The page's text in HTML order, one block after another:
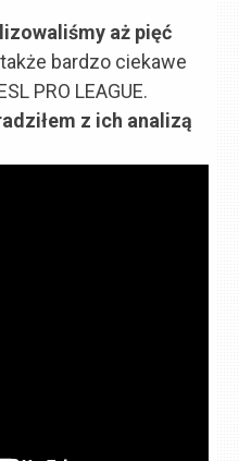
aż pięć
bardzo ciekawe
PRO LEAGUE.
z ich analizą